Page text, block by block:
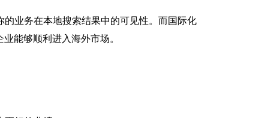
业务在本地搜索结果中的可见性。而国际化
能够顺利进入海外市场。